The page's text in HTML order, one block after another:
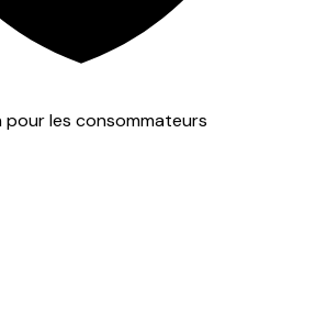
les consommateurs